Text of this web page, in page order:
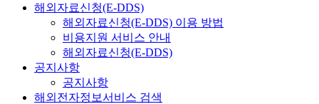
해외자료신청(E-DDS)
해외자료신청(E-DDS) 이용 방법
비용지원 서비스 안내
해외자료신청(E-DDS)
공지사항
공지사항
해외전자정보서비스 검색